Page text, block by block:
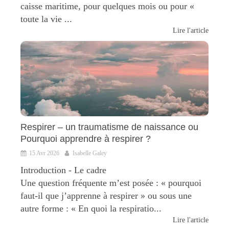
caisse maritime, pour quelques mois ou pour «
toute la vie ...
Lire l'article
Respirer – un traumatisme de naissance ou
Pourquoi apprendre à respirer ?
15 Avr 2026 Isabelle Galey
Introduction - Le cadre
Une question fréquente m’est posée : « pourquoi
faut-il que j’apprenne à respirer » ou sous une
autre forme : « En quoi la respiratio...
Lire l'article